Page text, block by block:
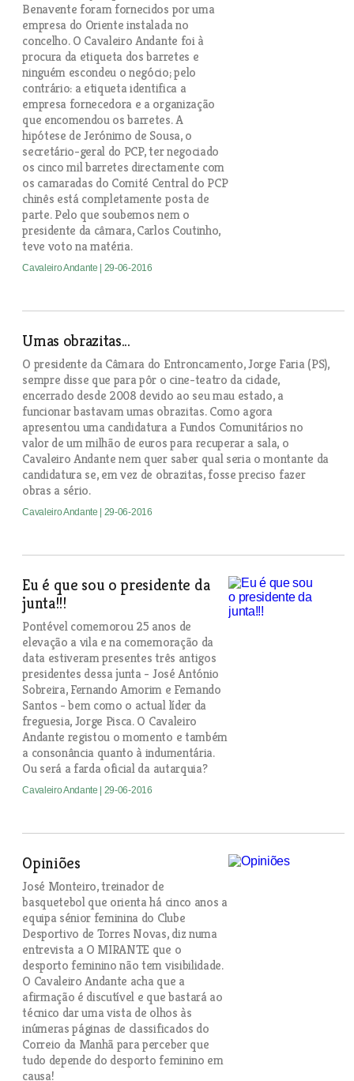
Benavente foram fornecidos por uma
empresa do Oriente instalada no
concelho. O Cavaleiro Andante foi à
procura da etiqueta dos barretes e
ninguém escondeu o negócio; pelo
contrário: a etiqueta identifica a
empresa fornecedora e a organização
que encomendou os barretes. A
hipótese de Jerónimo de Sousa, o
secretário-geral do PCP, ter negociado
os cinco mil barretes directamente com
os camaradas do Comité Central do PCP
chinês está completamente posta de
parte. Pelo que soubemos nem o
presidente da câmara, Carlos Coutinho,
teve voto na matéria.
Cavaleiro Andante | 29-06-2016
Umas obrazitas...
O presidente da Câmara do Entroncamento, Jorge Faria (PS),
sempre disse que para pôr o cine-teatro da cidade,
encerrado desde 2008 devido ao seu mau estado, a
funcionar bastavam umas obrazitas. Como agora
apresentou uma candidatura a Fundos Comunitários no
valor de um milhão de euros para recuperar a sala, o
Cavaleiro Andante nem quer saber qual seria o montante da
candidatura se, em vez de obrazitas, fosse preciso fazer
obras a sério.
Cavaleiro Andante | 29-06-2016
Eu é que sou o presidente da
junta!!!
Pontével comemorou 25 anos de
elevação a vila e na comemoração da
data estiveram presentes três antigos
presidentes dessa junta - José António
Sobreira, Fernando Amorim e Fernando
Santos - bem como o actual líder da
freguesia, Jorge Pisca. O Cavaleiro
Andante registou o momento e também
a consonância quanto à indumentária.
Ou será a farda oficial da autarquia?
Cavaleiro Andante | 29-06-2016
Opiniões
José Monteiro, treinador de
basquetebol que orienta há cinco anos a
equipa sénior feminina do Clube
Desportivo de Torres Novas, diz numa
entrevista a O MIRANTE que o
desporto feminino não tem visibilidade.
O Cavaleiro Andante acha que a
afirmação é discutível e que bastará ao
técnico dar uma vista de olhos às
inúmeras páginas de classificados do
Correio da Manhã para perceber que
tudo depende do desporto feminino em
causa!